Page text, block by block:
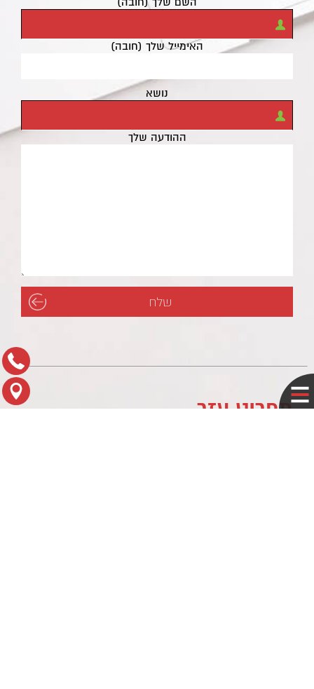
האימייל שלך (חובה)
נושא
ההודעה שלך
תפריט עזר